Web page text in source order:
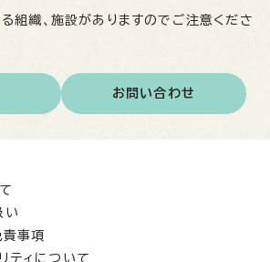
組織、施設がありますのでご注意くださ
お問い合わせ
い
責事項
ティについて